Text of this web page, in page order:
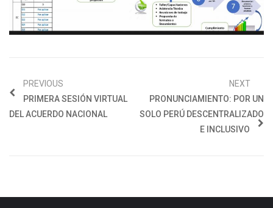
PREVIOUS
PRIMERA SESIÓN VIRTUAL
DEL ACUERDO NACIONAL
NEXT
PRONUNCIAMIENTO: POR UN
SOLO PERÚ DESCENTRALIZADO
E INCLUSIVO